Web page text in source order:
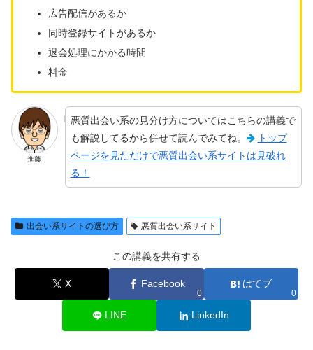
広告配信があるか
同時登録サイトがあるか
退会処理にかかる時間
料金
進藤
悪質出会い系の見分け方についてはこちらの講義で
も解説してるから併せて読んでみてね。
トップ
ページを見ただけで悪質出会い系サイトは見破れ
る！
出会い系サイトの選び方 悪質出会い系サイト
この講義を共有する
X Facebook
0
はてブ
0
LINE LinkedIn